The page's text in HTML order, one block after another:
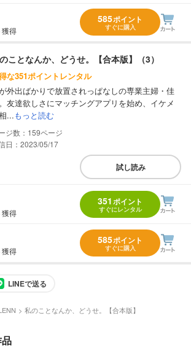
獲得
585ポイント
すぐに購入
ことなんか、どうせ。【合本版】（3）
な351ポイントレンタル
外出ばかりで放置されっぱなしの専業主婦・佳
友達欲しさにマッチングアプリを始め、イケメ
...もっと読む
159
日：2023/05/17
試し読み
獲得
351ポイント
すぐにレンタル
獲得
585ポイント
すぐに購入
LINEで送る
私のことなんか、どうせ。【合本版】